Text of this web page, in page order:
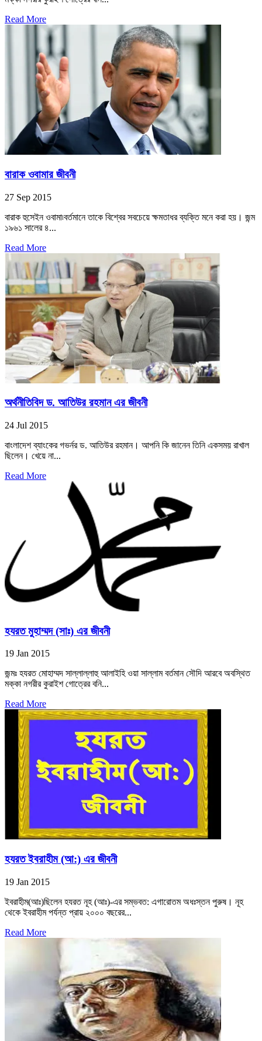
Read More
বারাক ওবামার জীবনী
27 Sep 2015
বারাক হুসেইন ওবামা৷বর্তমানে তাকে বিশ্বের সবচেয়ে ক্ষমতাধর ব্যক্তি মনে করা হয়। জন্ম
১৯৬১ সালের ৪...
Read More
অর্থনীতিবিদ ড. আতিউর রহমান এর জীবনী
24 Jul 2015
বাংলাদেশ ব্যাংকের গভর্নর ড. আতিউর রহমান। আপনি কি জানেন তিনি একসময় রাখাল
ছিলেন। খেয়ে না...
Read More
হযরত মুহাম্মদ (সাঃ) এর জীবনী
19 Jan 2015
জন্মঃ হযরত মোহাম্মদ সাল্লাল্লাহু আলাইহি ওয়া সাল্লাম বর্তমান সৌদি আরবে অবস্থিত
মক্কা নগরীর কুরাইশ গোত্রের বনি...
Read More
হযরত ইবরাহীম (আ:) এর জীবনী
19 Jan 2015
ইবরাহীম(আঃ)ছিলেন হযরত নূহ (আঃ)-এর সম্ভবত: এগারোতম অধঃস্তন পুরুষ। নূহ
থেকে ইবরাহীম পর্যন্ত প্রায় ২০০০ বছরের...
Read More